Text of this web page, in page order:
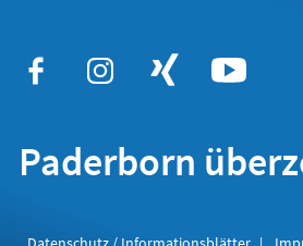
Paderborn